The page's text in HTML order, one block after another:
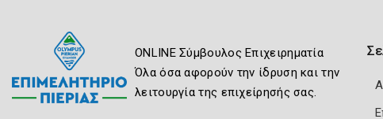
ONLINE Σύμβουλος Επιχειρηματία
Όλα όσα αφορούν την ίδρυση και την
λειτουργία της επιχείρησής σας.